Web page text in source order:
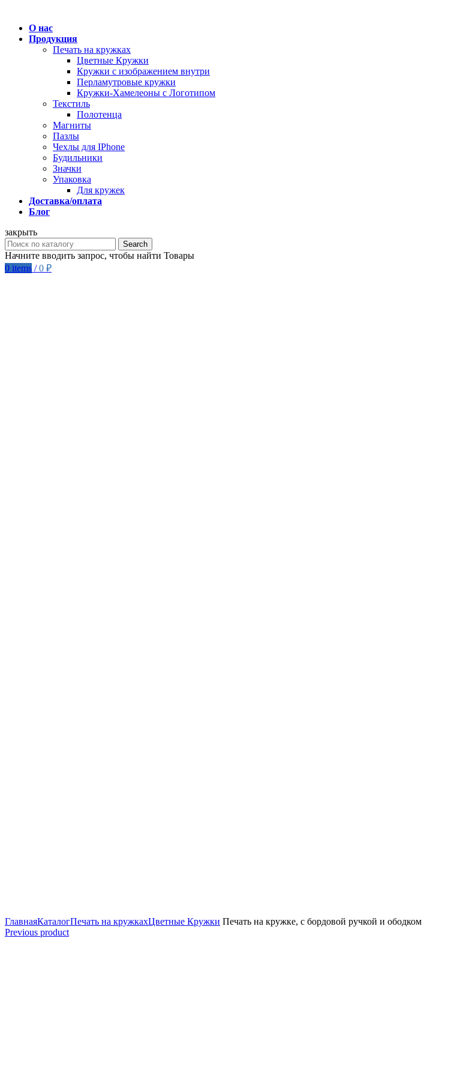
О нас
Продукция
Печать на кружках
Цветные Кружки
Кружки с изображением внутри
Перламутровые кружки
Кружки-Хамелеоны с Логотипом
Текстиль
Полотенца
Магниты
Пазлы
Чехлы для IPhone
Будильники
Значки
Упаковка
Для кружек
Доставка/оплата
Блог
закрыть
Search
Начните вводить запрос, чтобы найти Товары
0 items / 0 ₽
ГлавнаяКаталогПечать на кружкахЦветные Кружки Печать на кружке, с бордовой ручкой и ободком
Previous product